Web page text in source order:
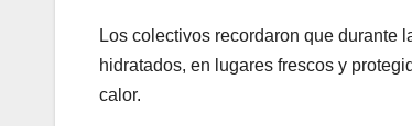
Los colectivos recordaron que durante
hidratados, en lugares frescos y
calor.